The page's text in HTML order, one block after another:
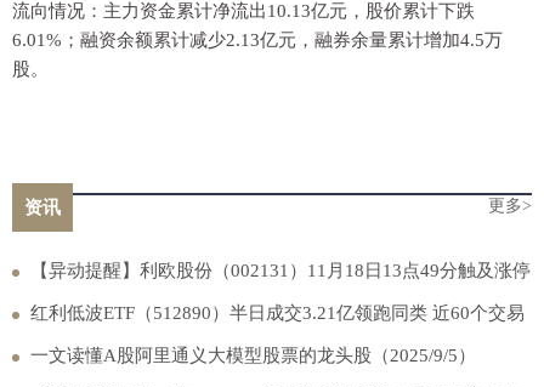
流向情况：主力资金累计净流出10.13亿元，股价累计下跌
6.01%；融资余额累计减少2.13亿元，融券余量累计增加4.5万
股。
资讯 更多>
【异动提醒】利欧股份（002131）11月18日13点49分触及涨停
板
红利低波ETF（512890）半日成交3.21亿领跑同类 近60个交易
日资金狂揽45亿元！ 每日热闻
一文读懂A股阿里通义大模型股票的龙头股（2025/9/5）